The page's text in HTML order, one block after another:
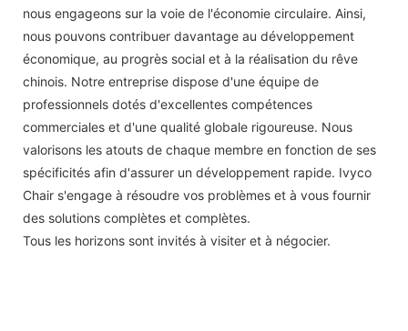
nous engageons sur la voie de l'économie circulaire. Ainsi,
nous pouvons contribuer davantage au développement
économique, au progrès social et à la réalisation du rêve
chinois. Notre entreprise dispose d'une équipe de
professionnels dotés d'excellentes compétences
commerciales et d'une qualité globale rigoureuse. Nous
valorisons les atouts de chaque membre en fonction de ses
spécificités afin d'assurer un développement rapide. Ivyco
Chair s'engage à résoudre vos problèmes et à vous fournir
des solutions complètes et complètes.
Tous les horizons sont invités à visiter et à négocier.